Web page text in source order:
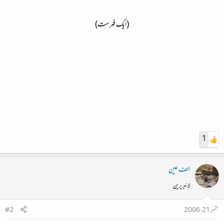
(ایک فہرست)
1
الف عین
لائبریرین
ستمبر 21، 2006
#2